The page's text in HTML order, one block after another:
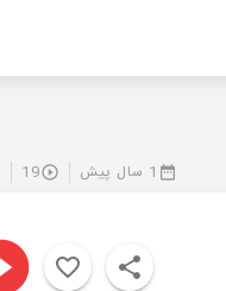
1 سال پیش 19